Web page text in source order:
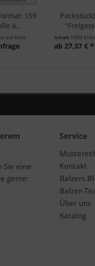
159
à...
auf Rolle Inhalt 1000
ab 27,37 € *
Sie eine
gerne:
Service
Kontakt
Balzers
Balzer-
Über uns
Katalog